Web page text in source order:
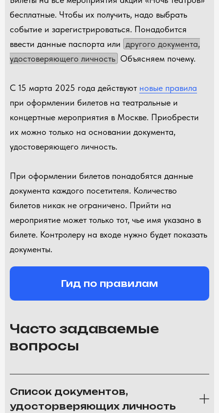
бесплатные. Чтобы их получить, надо выбрать
событие и зарегистрироваться. Понадобится
ввести данные паспорта или другого документа,
удостоверяющего личность Объясняем почему.
С 15 марта 2025 года действуют новые правила
при оформлении билетов на театральные и
концертные мероприятия в Москве. Приобрести
их можно только на основании документа,
удостоверяющего личность.
При оформлении билетов понадобятся данные
документа каждого посетителя. Количество
билетов никак не ограничено. Прийти на
мероприятие может только тот, чье имя указано в
билете. Контролеру на входе нужно будет показать
документы.
Гид по правилам
Часто задаваемые
вопросы
Список документов,
удосторверяющих личность